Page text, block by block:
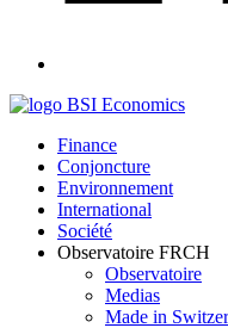
Finance
Conjoncture
Environnement
International
Société
Observatoire FRCH
Observatoire
Medias
Made in